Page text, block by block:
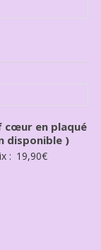
cœur en plaqué
disponible )
: 19,90€